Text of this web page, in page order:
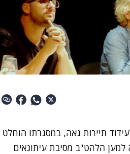
שקלים בקמפיין לעידוד תיירות גאה, במסגרתו הוחלט
הלהט"ב מסיבת עיתונאים